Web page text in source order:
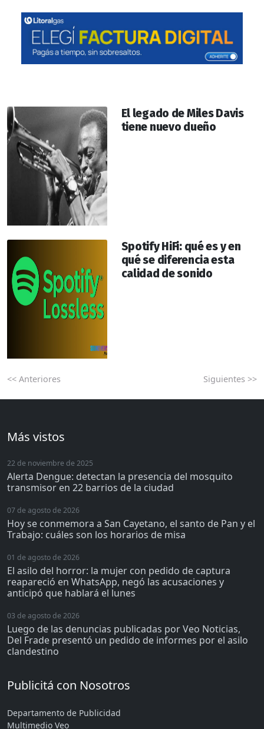
El legado de Miles Davis
tiene nuevo dueño
Spotify HiFi: qué es y en
qué se diferencia esta
calidad de sonido
<< Anteriores Siguientes >>
Más vistos
22 de noviembre de 2025
Alerta Dengue: detectan la presencia del mosquito
transmisor en 22 barrios de la ciudad
07 de agosto de 2026
Hoy se conmemora a San Cayetano, el santo de Pan y el
Trabajo: cuáles son los horarios de misa
01 de agosto de 2026
El asilo del horror: la mujer con pedido de captura
reapareció en WhatsApp, negó las acusaciones y
anticipó que hablará el lunes
03 de agosto de 2026
Luego de las denuncias publicadas por Veo Noticias,
Del Frade presentó un pedido de informes por el asilo
clandestino
Publicitá con Nosotros
Departamento de Publicidad
Multimedio Veo